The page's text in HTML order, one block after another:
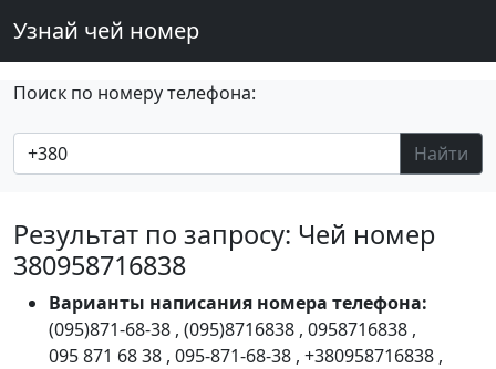
Узнай чей номер
Поиск по номеру телефона:
Найти
Результат по запросу: Чей номер
380958716838
Варианты написания номера телефона:
(095)871-68-38 , (095)8716838 , 0958716838 ,
095 871 68 38 , 095-871-68-38 , +380958716838 ,